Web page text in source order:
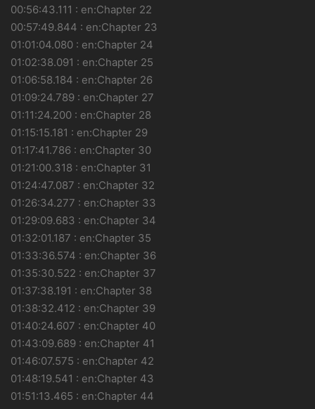
00:56:43.111 : en:Chapter 22
00:57:49.844 : en:Chapter 23
01:01:04.080 : en:Chapter 24
01:02:38.091 : en:Chapter 25
01:06:58.184 : en:Chapter 26
01:09:24.789 : en:Chapter 27
01:11:24.200 : en:Chapter 28
01:15:15.181 : en:Chapter 29
01:17:41.786 : en:Chapter 30
01:21:00.318 : en:Chapter 31
01:24:47.087 : en:Chapter 32
01:26:34.277 : en:Chapter 33
01:29:09.683 : en:Chapter 34
01:32:01.187 : en:Chapter 35
01:33:36.574 : en:Chapter 36
01:35:30.522 : en:Chapter 37
01:37:38.191 : en:Chapter 38
01:38:32.412 : en:Chapter 39
01:40:24.607 : en:Chapter 40
01:43:09.689 : en:Chapter 41
01:46:07.575 : en:Chapter 42
01:48:19.541 : en:Chapter 43
01:51:13.465 : en:Chapter 44